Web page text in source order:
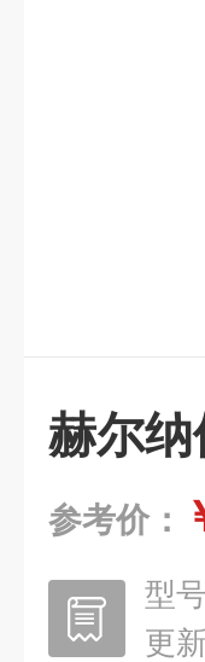
赫尔
参考价：
型
更